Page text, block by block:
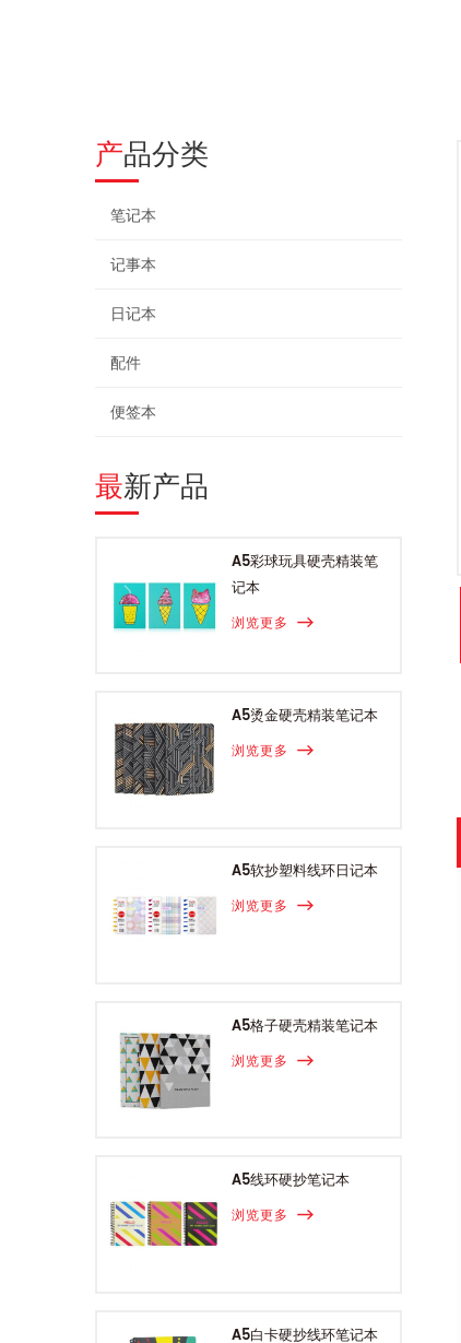
产品分类
笔记本
记事本
日记本
配件
便签本
最新产品
A5彩球玩具硬壳精装笔
记本
浏览更多
A5烫金硬壳精装笔记本
浏览更多
A5软抄塑料线环日记本
浏览更多
A5格子硬壳精装笔记本
浏览更多
A5线环硬抄笔记本
浏览更多
A5白卡硬抄线环笔记本